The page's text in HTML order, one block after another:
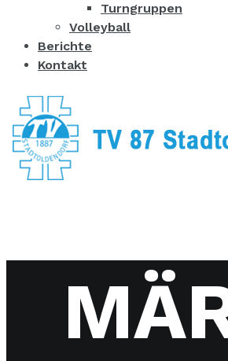
Turngruppen
Volleyball
Berichte
Kontakt